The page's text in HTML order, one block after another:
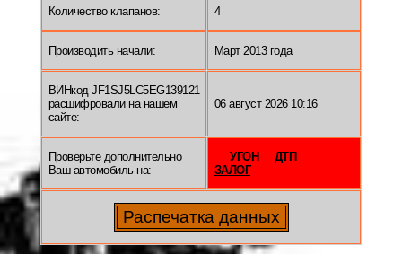
Количество клапанов: 4
Производить начали: Март 2013 года
ВИНкод JF1SJ5LC5EG139121
расшифровали на нашем
сайте:
06 август 2026 10:16
Проверьте дополнительно
Ваш автомобиль на:
УГОН
ДТП
ЗАЛОГ